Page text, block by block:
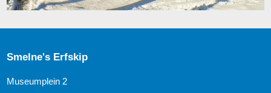
Smelne's Erfskip
Museumplein 2